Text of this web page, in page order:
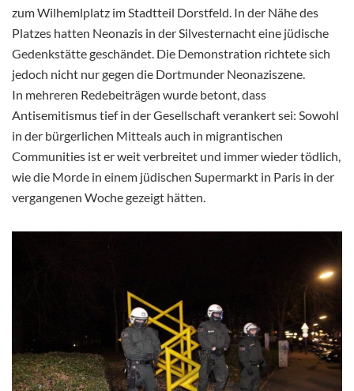
zum Wilhemlplatz im Stadtteil Dorstfeld. In der Nähe des
Platzes hatten Neonazis in der Silvesternacht eine jüdische
Gedenkstätte geschändet. Die Demonstration richtete sich
jedoch nicht nur gegen die Dortmunder Neonaziszene.
In mehreren Redebeiträgen wurde betont, dass
Antisemitismus tief in der Gesellschaft verankert sei: Sowohl
in der bürgerlichen Mitteals auch in migrantischen
Communities ist er weit verbreitet und immer wieder tödlich,
wie die Morde in einem jüdischen Supermarkt in Paris in der
vergangenen Woche gezeigt hätten.